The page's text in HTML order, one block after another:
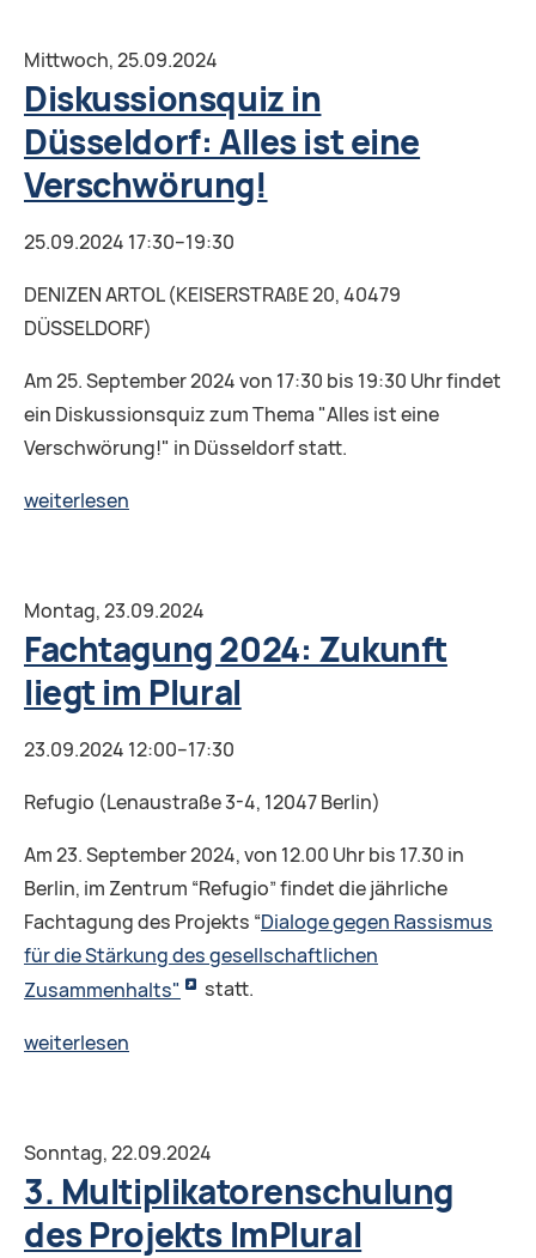
in
Frankfurt
am
Main
Mittwoch,25.09.2024
Diskussionsquiz in
Düsseldorf: Alles ist eine
Verschwörung!
25.09.2024 17:30–19:30
DENIZEN ARTOL (KEISERSTRAßE 20, 40479
DÜSSELDORF)
Am 25. September 2024 von 17:30 bis 19:30 Uhr findet
ein Diskussionsquiz zum Thema "Alles ist eine
Verschwörung!" in Düsseldorf statt.
weiterlesen
Alles
eine
Verschwörung!
Montag,23.09.2024
Fachtagung 2024: Zukunft
liegt im Plural
23.09.2024 12:00–17:30
Refugio (Lenaustraße 3-4, 12047 Berlin)
Am 23. September 2024, von 12.00 Uhr bis 17.30 in
Berlin, im Zentrum “Refugio” findet die jährliche
Fachtagung des Projekts “Dialoge gegen Rassismus
für die Stärkung des gesellschaftlichen
Zusammenhalts"
statt.
weiterlesen
liegt
im
Plural
Sonntag,22.09.2024
3. Multiplikatorenschulung
des Projekts ImPlural